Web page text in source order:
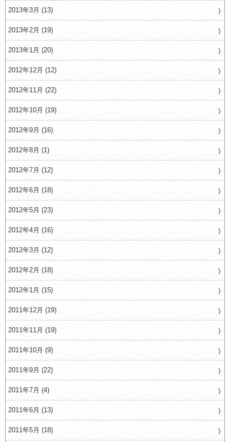
2013年3月 (13)
2013年2月 (19)
2013年1月 (20)
2012年12月 (12)
2012年11月 (22)
2012年10月 (19)
2012年9月 (16)
2012年8月 (1)
2012年7月 (12)
2012年6月 (18)
2012年5月 (23)
2012年4月 (16)
2012年3月 (12)
2012年2月 (18)
2012年1月 (15)
2011年12月 (19)
2011年11月 (19)
2011年10月 (9)
2011年9月 (22)
2011年7月 (4)
2011年6月 (13)
2011年5月 (18)